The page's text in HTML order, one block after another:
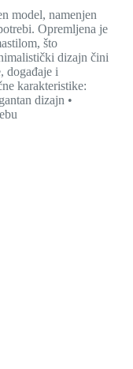
model, namenjen
Opremljena je
što
dizajn čini
događaje i
karakteristike:
dizajn •